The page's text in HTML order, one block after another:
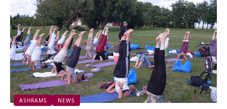
ASHRAMS NEWS